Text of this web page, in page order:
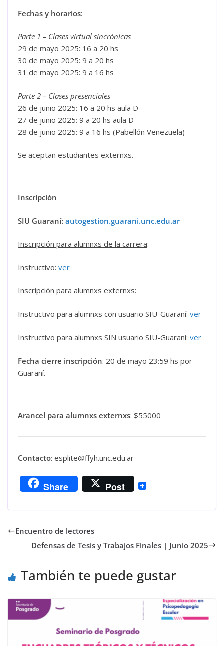
Fechas y horarios:
Parte 1 – Clases virtual sincrónicas
29 de mayo 2025: 16 a 20 hs
30 de mayo 2025: 9 a 20 hs
31 de mayo 2025: 9 a 16 hs
Parte 2 – Clases presenciales
26 de junio 2025: 16 a 20 hs aula D
27 de junio 2025: 9 a 20 hs aula D
28 de junio 2025: 9 a 16 hs (Pabellón Venezuela)
Se aceptan estudiantes externxs.
Inscripción
SIU Guaraní: autogestion.guarani.unc.edu.ar
Inscripción para alumnxs de la carrera:
Instructivo: ver
Inscripción para alumnxs externxs:
Instructivo para alumnxs con usuario SIU-Guaraní: ver
Instructivo para alumnxs SIN usuario SIU-Guaraní: ver
Fecha cierre inscripción: 20 de mayo 23:59 hs por
Guaraní.
Arancel para alumnxs externxs: $55000
Contacto: esplite@ffyh.unc.edu.ar
Share Post
Encuentro de lectores
Defensas de Tesis y Trabajos Finales | Junio 2025
También te puede gustar